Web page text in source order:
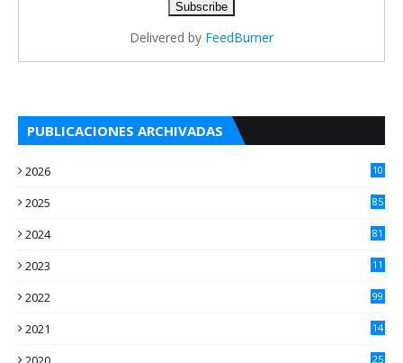
Delivered by FeedBurner
PUBLICACIONES ARCHIVADAS
2026
10
2025 85
2024 81
2023
11
2022 99
2021
14
25